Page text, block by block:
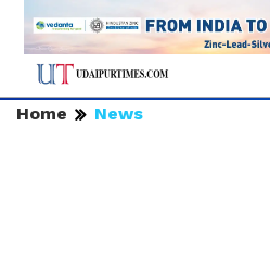
Home News